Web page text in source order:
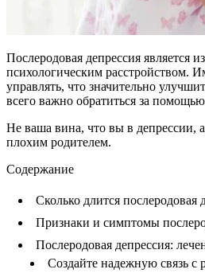
Послеродовая депрессия является
психологическим расстройством.
управлять, что значительно
всего важно обратиться за помощью
Не ваша вина, что вы в депрессии, а
плохим родителем.
Содержание
Сколько длится послеродовая
Признаки и симптомы
Послеродовая депрессия:
Создайте надежную связь с